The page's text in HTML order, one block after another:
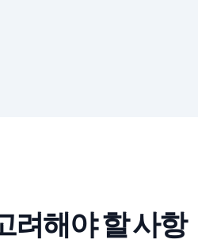
려해야 할 사항